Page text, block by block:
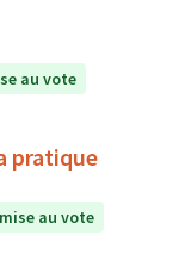
au vote
pratique
au vote